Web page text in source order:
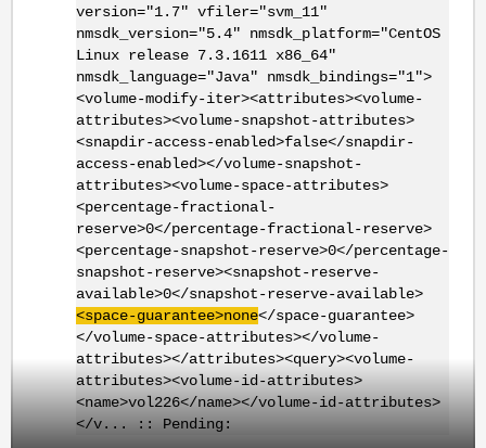
version="1.7" vfiler="svm_11"
nmsdk_version="5.4" nmsdk_platform="CentOS
Linux release 7.3.1611 x86_64"
nmsdk_language="Java" nmsdk_bindings="1">
<volume-modify-iter><attributes><volume-
attributes><volume-snapshot-attributes>
<snapdir-access-enabled>false</snapdir-
access-enabled></volume-snapshot-
attributes><volume-space-attributes>
<percentage-fractional-
reserve>0</percentage-fractional-reserve>
<percentage-snapshot-reserve>0</percentage-
snapshot-reserve><snapshot-reserve-
available>0</snapshot-reserve-available>
<space-guarantee>none</space-guarantee>
</volume-space-attributes></volume-
attributes></attributes><query><volume-
attributes><volume-id-attributes>
<name>vol226</name></volume-id-attributes>
</v... :: Pending: